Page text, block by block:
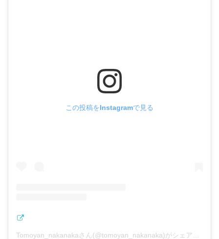
この投稿をInstagramで見る